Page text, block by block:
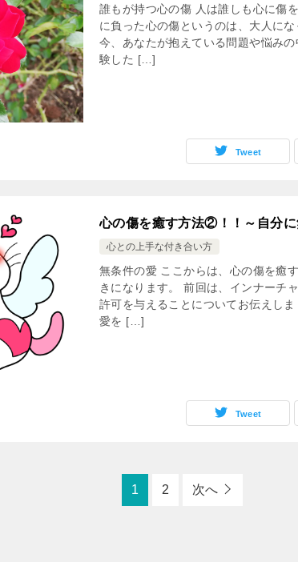
誰もが持つ心の傷 人は誰しも心に傷
に負った心の傷というのは、大人に
今、あなたが抱えている問題や悩み
験した […]
Tweet
心の傷を癒す方法②！！～自分
心との上手な付き合い方
無条件の愛 ここからは、心の傷を癒
きになります。 前回は、インナーチ
許可を与えることについてお伝えし
愛を […]
Tweet
1 2 次へ